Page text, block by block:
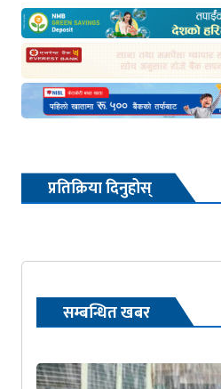
प्रतिक्रिया दिनुहोस्
सम्बन्धित खबर